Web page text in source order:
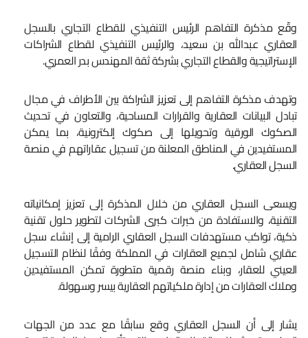
وقّع مذكرة التفاهم الرئيس التنفيذي للقطاع التجاري بالسجل
العقاري عبدالله بن سعيد، والرئيس التنفيذي لقطاع الشراكات
الإستراتيجية والقطاع التجاري بشركة ثقة المهندس بدر العمري.
وتهدف مذكرة التفاهم إلى تعزيز الشراكة بين الأطراف في مجال
تبادل البيانات العقارية والقرارات المساحية، والتعاون في تحديث
الصكوك الورقية وتحويلها إلى صكوك إلكترونية، بما يمكن
المستفيدين في المناطق المعلنة من تسجيل عقاراتهم في منصة
السجل العقاري.
ويسعى السجل العقاري من خلال المذكرة إلى تعزيز إمكانياته
التقنية، والاستفادة من خبرات كبرى الشركات لتطوير حلول تقنية
ذكية، تواكب مستهدفات السجل العقاري الرامية إلى إنشاء سجل
عقاري شامل لجميع العقارات في المملكة وفقًا لنظام التسجيل
العيني للعقار، وبناء منصة رقمية متطورة تمكن المستفيدين
وملاك العقارات من إدارة ملكياتهم العقارية بيسر وسهولة.
يشار إلى أن السجل العقاري وقع سابقًا مع عدد من الجهات